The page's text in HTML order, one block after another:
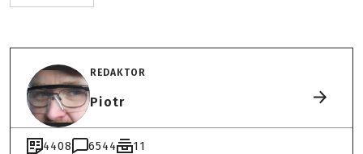
REDAKTOR
Piotr
4408 6544 11